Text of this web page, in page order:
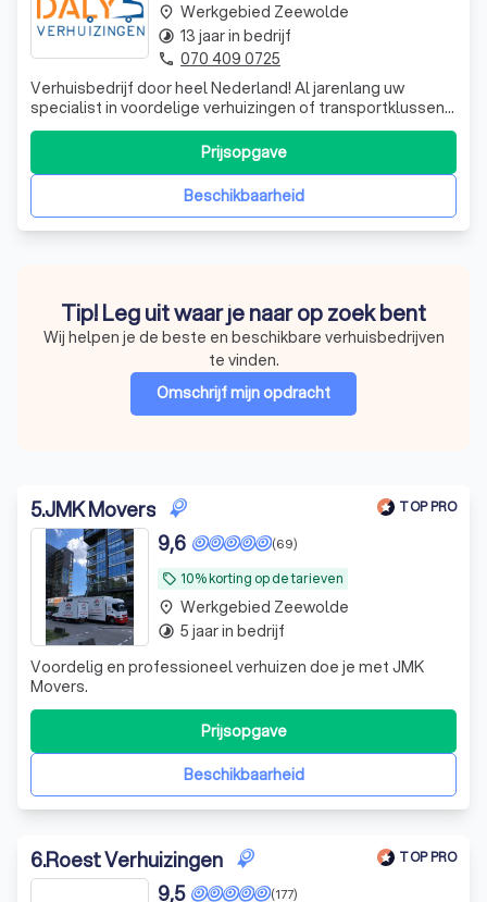
Verhuisbedrijf door heel Nederland! Al jarenlang uw
specialist in voordelige verhuizingen of transportklussen
door heel Nederland. Onze missie is om u volledig te
ontzorgen van uw verhuizing. Hierbij staat u als klant
centraal, waarbij wij uw wensen onze prioriteit zijn. Vraag
Beschikbaarheid
Prijsopgave
place Werkgebied Zeewolde
timelapse 13 jaar in bedrijf
phone 070 409 0725
Tip! Leg uit waar je naar op zoek bent
Wij helpen je de beste en beschikbare verhuisbedrijven
te vinden.
Omschrijf mijn opdracht
5.JMK Movers TOP PRO
local_offer 10% korting op de tarieven
(69)
9,6
Voordelig en professioneel verhuizen doe je met JMK
Movers.
Beschikbaarheid
Prijsopgave
place Werkgebied Zeewolde
timelapse 5 jaar in bedrijf
6.Roest Verhuizingen
TOP PRO
(177)
9,5